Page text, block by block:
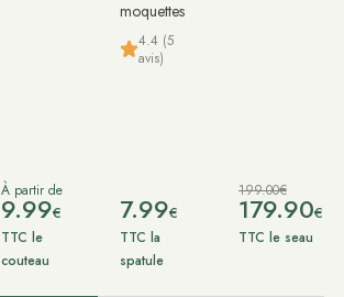
À partir de
9.99€
TTC le
couteau
moquettes
4.4 (5
avis)
7.99€
TTC la
spatule
199.00€
179.90€
TTC le seau